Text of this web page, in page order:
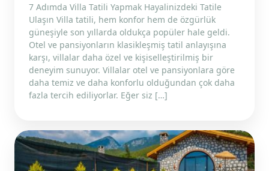
7 Adımda Villa Tatili Yapmak Hayalinizdeki Tatile
Ulaşın Villa tatili, hem konfor hem de özgürlük
güneşiyle son yıllarda oldukça popüler hale geldi.
Otel ve pansiyonların klasikleşmiş tatil anlayışına
karşı, villalar daha özel ve kişiselleştirilmiş bir
deneyim sunuyor. Villalar otel ve pansiyonlara göre
daha temiz ve daha konforlu olduğundan çok daha
fazla tercih ediliyorlar. Eğer siz […]